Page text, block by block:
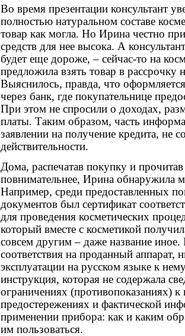
Во время презентации консультант
полностью натуральном составе
товар как могла. Но Ирина честно
средств для нее высока. А
будет еще дороже, – сейчас-то на
предложила взять товар в рассрочку
Выяснилось, правда, что
через банк, где покупательнице
При этом не спросили о доходах,
платы. Таким образом, часть
заявлении на получение кредита, не
действительности.
Дома, распечатав покупку и
повнимательнее, Ирина обнаружила
Например, среди предоставленных
документов был сертификат
для проведения косметических
который вместе с косметикой
совсем другим – даже название иное.
соответствия на проданный аппарат,
эксплуатации на русском языке к
инструкция, которая не содержала
ограничениях (противопоказаниях)
предостережениях и фактической
применении прибора: как и каким
им пользоваться.